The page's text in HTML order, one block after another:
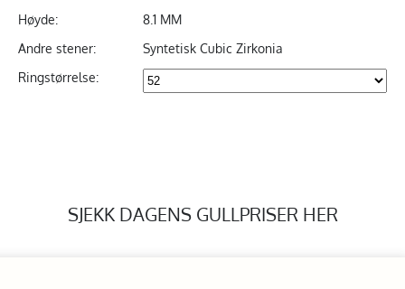
Høyde:
8.1 MM
Andre stener:
Syntetisk Cubic Zirkonia
Ringstørrelse:
SJEKK DAGENS GULLPRISER HER